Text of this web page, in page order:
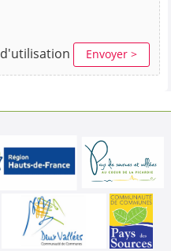
Envoyer >